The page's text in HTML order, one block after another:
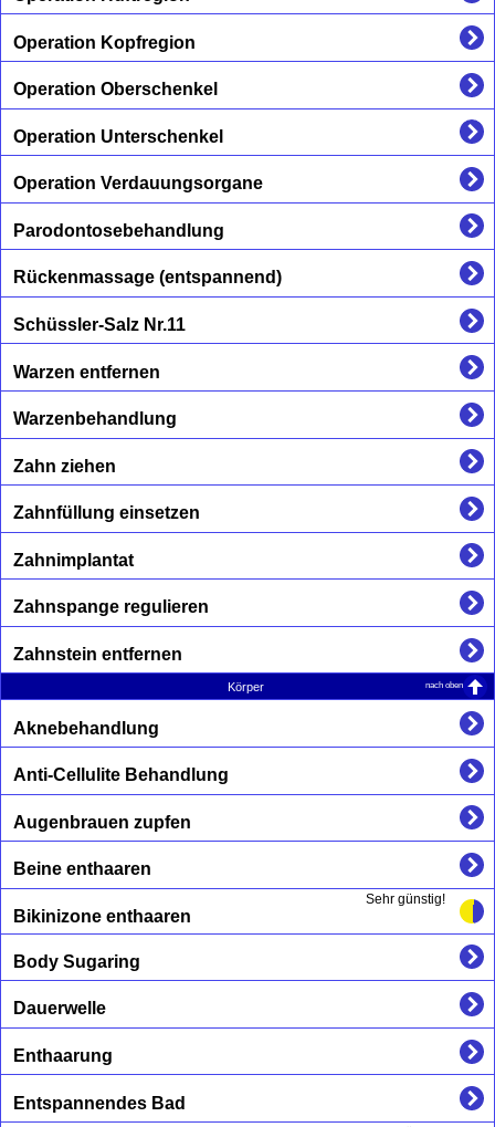
Operation Kopfregion
Operation Oberschenkel
Operation Unterschenkel
Operation Verdauungsorgane
Parodontosebehandlung
Rückenmassage (entspannend)
Schüssler-Salz Nr.11
Warzen entfernen
Warzenbehandlung
Zahn ziehen
Zahnfüllung einsetzen
Zahnimplantat
Zahnspange regulieren
Zahnstein entfernen
Körper nach oben
Aknebehandlung
Anti-Cellulite Behandlung
Augenbrauen zupfen
Beine enthaaren
Sehr günstig!
Bikinizone enthaaren
Body Sugaring
Dauerwelle
Enthaarung
Entspannendes Bad